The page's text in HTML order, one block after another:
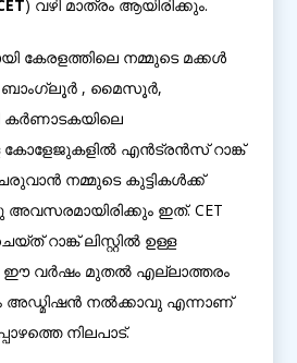
) വഴി മാത്രം ആയിരിക്കും.
കേരളത്തിലെ നമ്മുടെ മക്കൾ
ബാംഗ്ലൂർ , മൈസൂർ,
കർണാടകയിലെ
എൻട്രൻസ് റാങ്ക്
നമ്മുടെ കുട്ടികൾക്ക്
ഇത്. CET
റാങ്ക് ലിസ്റ്റിൽ ഉള്ള
ഈ വർഷം മുതൽ എല്ലാത്തരം
അഡ്മിഷൻ നൽക്കാവു എന്നാണ്
നിലപാട്.